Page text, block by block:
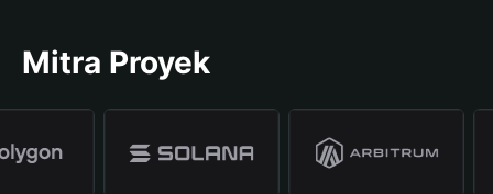
Mitra Proyek